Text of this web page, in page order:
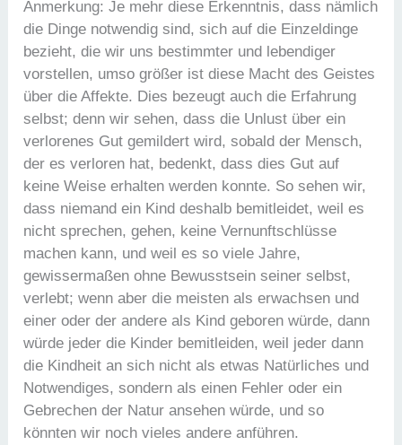
Anmerkung: Je mehr diese Erkenntnis, dass nämlich
die Dinge notwendig sind, sich auf die Einzeldinge
bezieht, die wir uns bestimmter und lebendiger
vorstellen, umso größer ist diese Macht des Geistes
über die Affekte. Dies bezeugt auch die Erfahrung
selbst; denn wir sehen, dass die Unlust über ein
verlorenes Gut gemildert wird, sobald der Mensch,
der es verloren hat, bedenkt, dass dies Gut auf
keine Weise erhalten werden konnte. So sehen wir,
dass niemand ein Kind deshalb bemitleidet, weil es
nicht sprechen, gehen, keine Vernunftschlüsse
machen kann, und weil es so viele Jahre,
gewissermaßen ohne Bewusstsein seiner selbst,
verlebt; wenn aber die meisten als erwachsen und
einer oder der andere als Kind geboren würde, dann
würde jeder die Kinder bemitleiden, weil jeder dann
die Kindheit an sich nicht als etwas Natürliches und
Notwendiges, sondern als einen Fehler oder ein
Gebrechen der Natur ansehen würde, und so
könnten wir noch vieles andere anführen.